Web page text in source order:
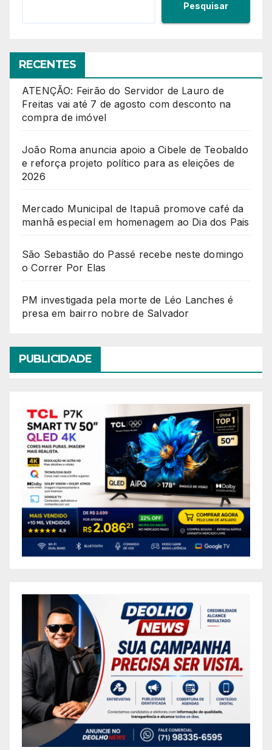
Pesquisar
RECENTES
ATENÇÃO: Feirão do Servidor de Lauro de
Freitas vai até 7 de agosto com desconto na
compra de imóvel
João Roma anuncia apoio a Cibele de Teobaldo
e reforça projeto político para as eleições de
2026
Mercado Municipal de Itapuã promove café da
manhã especial em homenagem ao Dia dos Pais
São Sebastião do Passé recebe neste domingo
o Correr Por Elas
PM investigada pela morte de Léo Lanches é
presa em bairro nobre de Salvador
PUBLICIDADE